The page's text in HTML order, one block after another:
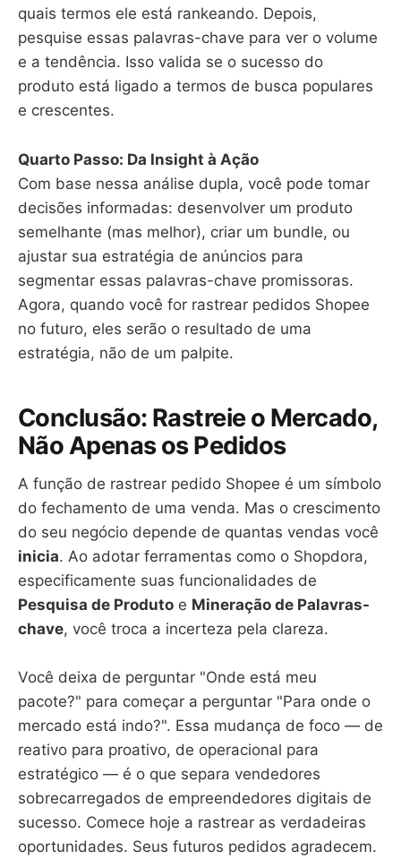
quais termos ele está rankeando. Depois,
pesquise essas palavras-chave para ver o volume
e a tendência. Isso valida se o sucesso do
produto está ligado a termos de busca populares
e crescentes.
Quarto Passo: Da Insight à Ação
Com base nessa análise dupla, você pode tomar
decisões informadas: desenvolver um produto
semelhante (mas melhor), criar um bundle, ou
ajustar sua estratégia de anúncios para
segmentar essas palavras-chave promissoras.
Agora, quando você for rastrear pedidos Shopee
no futuro, eles serão o resultado de uma
estratégia, não de um palpite.
Conclusão: Rastreie o Mercado,
Não Apenas os Pedidos
A função de rastrear pedido Shopee é um símbolo
do fechamento de uma venda. Mas o crescimento
do seu negócio depende de quantas vendas você
inicia. Ao adotar ferramentas como o Shopdora,
especificamente suas funcionalidades de
Pesquisa de Produto e Mineração de Palavras-
chave, você troca a incerteza pela clareza.
Você deixa de perguntar "Onde está meu
pacote?" para começar a perguntar "Para onde o
mercado está indo?". Essa mudança de foco — de
reativo para proativo, de operacional para
estratégico — é o que separa vendedores
sobrecarregados de empreendedores digitais de
sucesso. Comece hoje a rastrear as verdadeiras
oportunidades. Seus futuros pedidos agradecem.